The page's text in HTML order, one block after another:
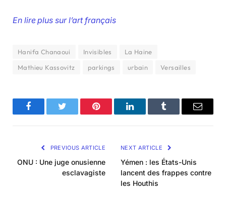
En lire plus sur l’art français
Hanifa Chanaoui Invisibles
La Haine
Mathieu Kassovitz
parkings urbain Versailles
FacebookTwitter Pinterest LinkedInTumblr Email
PREVIOUS ARTICLE
ONU : Une juge onusienne
esclavagiste
NEXT ARTICLE
Yémen : les États-Unis
lancent des frappes contre
les Houthis